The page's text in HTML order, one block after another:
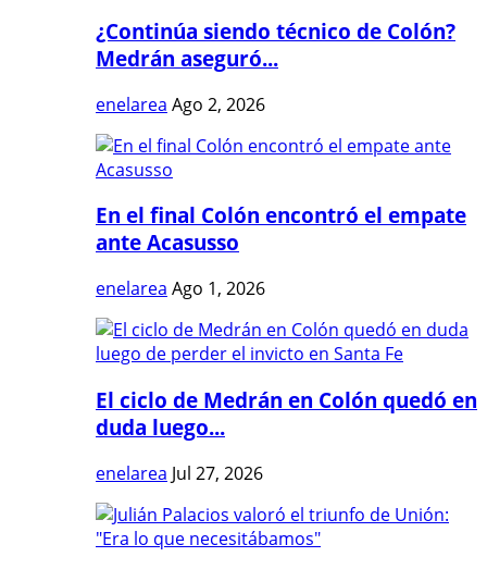
¿Continúa siendo técnico de Colón?
Medrán aseguró...
enelarea Ago 2, 2026
En el final Colón encontró el empate
ante Acasusso
enelarea Ago 1, 2026
El ciclo de Medrán en Colón quedó en
duda luego...
enelarea Jul 27, 2026